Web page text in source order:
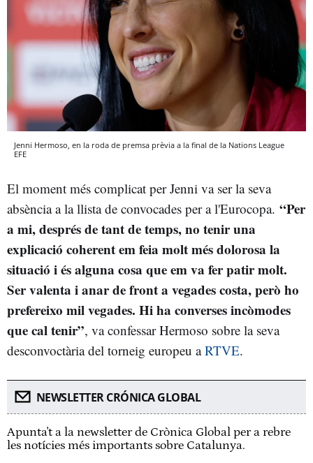
Jenni Hermoso, en la roda de premsa prèvia a la final de la Nations League
EFE
El moment més complicat per Jenni va ser la seva
absència a la llista de convocades per a l'Eurocopa. “Per
a mi, després de tant de temps, no tenir una
explicació coherent em feia molt més dolorosa la
situació i és alguna cosa que em va fer patir molt.
Ser valenta i anar de front a vegades costa, però ho
prefereixo mil vegades. Hi ha converses incòmodes
que cal tenir”, va confessar Hermoso sobre la seva
desconvoctària del torneig europeu aRTVE.
NEWSLETTER CRÓNICA GLOBAL
Apunta't a la newsletter de Crònica Global per a rebre
les notícies més importants sobre Catalunya.